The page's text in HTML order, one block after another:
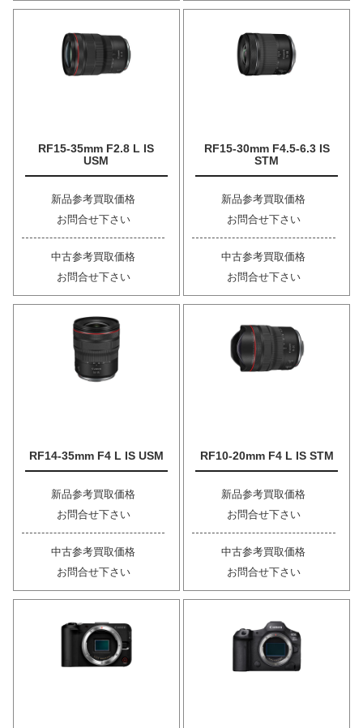
RF15-35mm F2.8 L IS
USM
新品参考買取価格
お問合せ下さい
中古参考買取価格
お問合せ下さい
RF15-30mm F4.5-6.3 IS
STM
新品参考買取価格
お問合せ下さい
中古参考買取価格
お問合せ下さい
RF14-35mm F4 L IS USM
新品参考買取価格
お問合せ下さい
中古参考買取価格
お問合せ下さい
RF10-20mm F4 L IS STM
新品参考買取価格
お問合せ下さい
中古参考買取価格
お問合せ下さい